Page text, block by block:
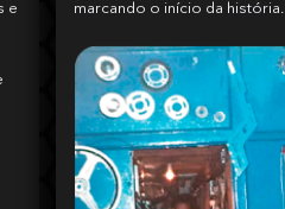
e
marcando o início da história.